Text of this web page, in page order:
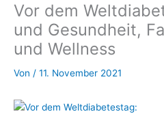
Vor dem
und Gesundheit,
und Wellness
Von / 11. November 2021